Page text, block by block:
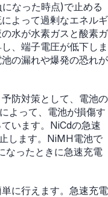
なった時点)で止める
よって過剰なエネルギ
水が水素ガスと酸素ガ
、端子電圧が低下しま
の漏れや爆発の恐れが
防対策として、電池の
よって、電池が損傷す
います。NiCdの急速
します。NiMH電池で
なったときに急速充電
に行えます。急速充電